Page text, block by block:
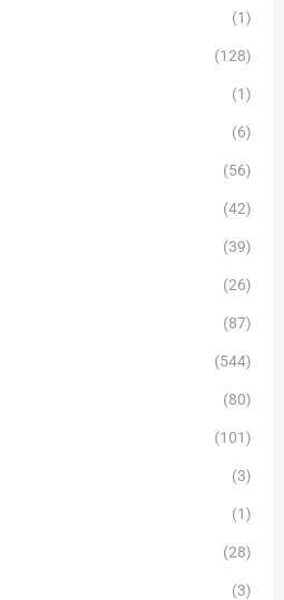
(1)
(128)
(1)
(6)
(56)
(42)
(39)
(26)
(87)
(544)
(80)
(101)
(3)
(1)
(28)
(3)